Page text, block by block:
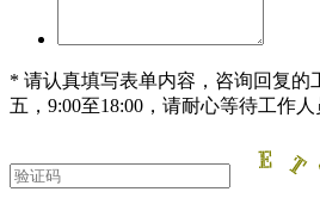
* 请认真填写表单内容，咨询回复的
五，9:00至18:00，请耐心等待工作人